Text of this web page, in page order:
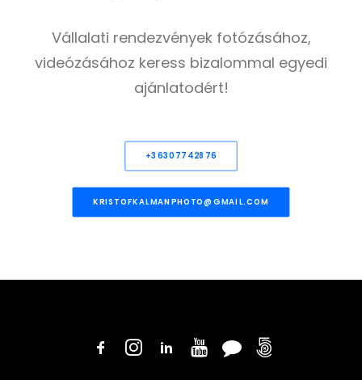
Vállalati rendezvények fotózásához,
videózásához keress bizalommal egyedi
ajánlatodért!
+36307742876
KRISTOFKALMANPHOTO@GMAIL.COM